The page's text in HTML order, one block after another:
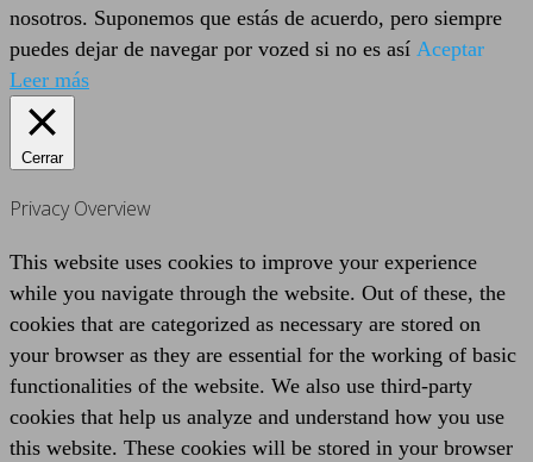
nosotros. Suponemos que estás de acuerdo, pero siempre
puedes dejar de navegar por vozed si no es así Aceptar
Leer más
Cerrar
Privacy Overview
This website uses cookies to improve your experience
while you navigate through the website. Out of these, the
cookies that are categorized as necessary are stored on
your browser as they are essential for the working of basic
functionalities of the website. We also use third-party
cookies that help us analyze and understand how you use
this website. These cookies will be stored in your browser